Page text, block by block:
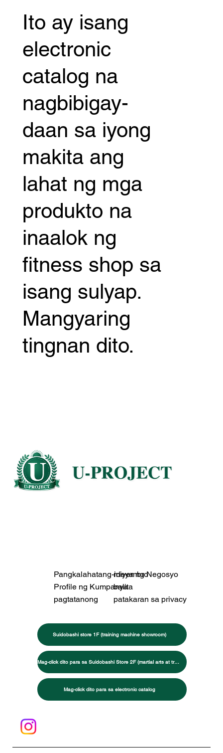
Ito ay isang
electronic
catalog na
nagbibigay-
daan sa iyong
makita ang
lahat ng mga
produkto na
inaalok ng
fitness shop sa
isang sulyap.
Mangyaring
tingnan dito.
Suidobashi store 1F (training machine showroom)
Mag-click dito para sa Suidobashi Store 2F (martial arts at training specialty store)
Mag-click dito para sa electronic catalog
Pangkalahatang-ideya ng Negosyo
miyembro
Profile ng Kumpanya
balita
pagtatanong
patakaran sa privacy